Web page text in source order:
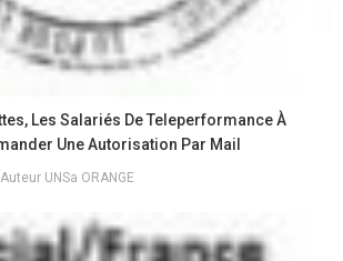
Les Salariés De Teleperformance À
Une Autorisation Par Mail
Auteur UNSa ORANGE